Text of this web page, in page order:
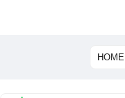
HOME